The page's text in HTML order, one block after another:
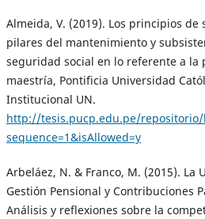
Almeida, V. (2019). Los principios
pilares del mantenimiento y
seguridad social en lo referente a
maestría, Pontificia Universidad
Institucional UN.
http://tesis.pucp.edu.pe/repositorio/
sequence=1&isAllowed=y
Arbeláez, N. & Franco, M. (2015).
Gestión Pensional y Contribuciones
Análisis y reflexiones sobre la